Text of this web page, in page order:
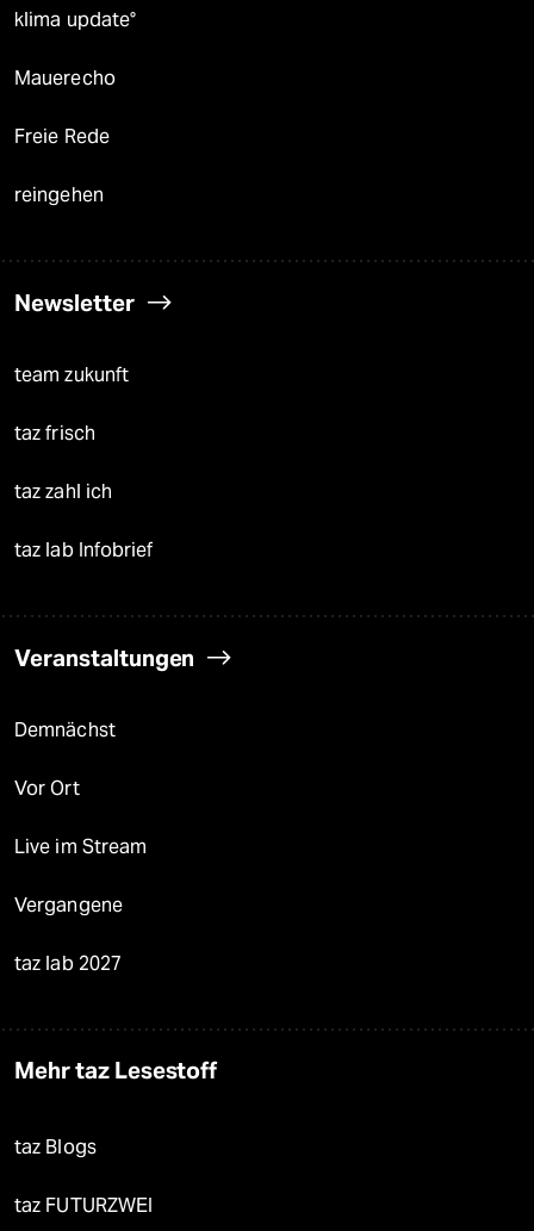
klima update°
Mauerecho
Freie Rede
reingehen
Newsletter
team zukunft
taz frisch
taz zahl ich
taz lab Infobrief
Veranstaltungen
Demnächst
Vor Ort
Live im Stream
Vergangene
taz lab 2027
Mehr taz Lesestoff
taz Blogs
taz FUTURZWEI